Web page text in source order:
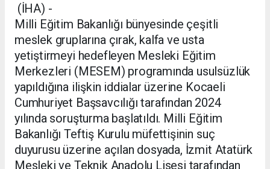
(İHA) -
Milli Eğitim Bakanlığı bünyesinde çeşitli
meslek gruplarına çırak, kalfa ve usta
yetiştirmeyi hedefleyen Mesleki Eğitim
Merkezleri (MESEM) programında usulsüzlük
yapıldığına ilişkin iddialar üzerine Kocaeli
Cumhuriyet Başsavcılığı tarafından 2024
yılında soruşturma başlatıldı. Milli Eğitim
Bakanlığı Teftiş Kurulu müfettişinin suç
duyurusu üzerine açılan dosyada, İzmit Atatürk
Mesleki ve Teknik Anadolu Lisesi tarafından